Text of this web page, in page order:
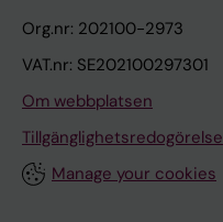
Org.nr: 202100-2973
VAT.nr: SE202100297301
Om webbplatsen
Tillgänglighetsredogörelse
Manage your cookies